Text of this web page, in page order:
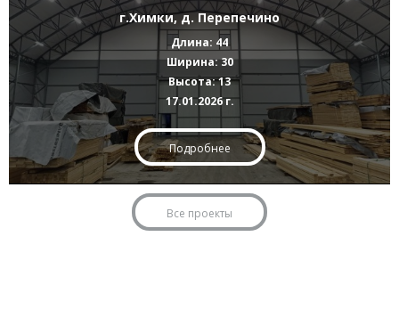
г.Химки, д. Перепечино
Длина: 44
Ширина: 30
Высота: 13
17.01.2026 г.
Подробнее
Все проекты